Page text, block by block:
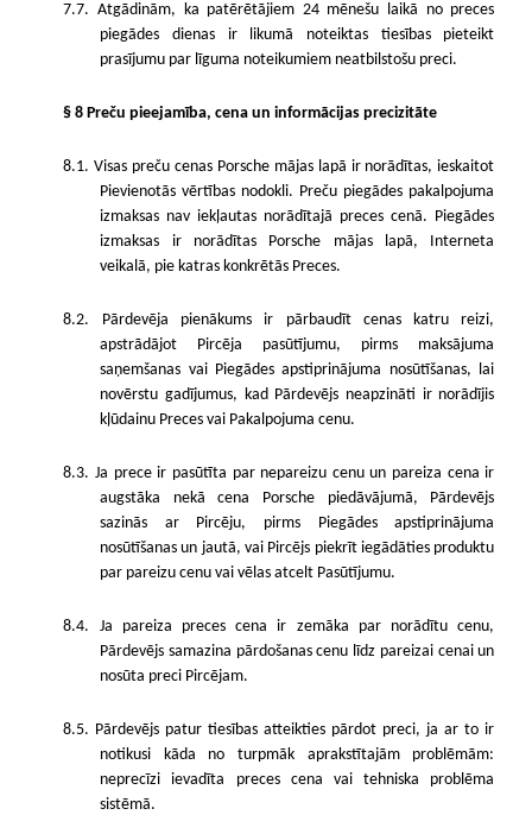
7.7. Atgādinām, ka patērētājiem 24 mēnešu laikā no preces
piegādes dienas ir likumā noteiktas tiesības pieteikt
prasījumu par līguma noteikumiem neatbilstošu preci.
§ 8 Preču pieejamība, cena un informācijas precizitāte
8.1. Visas preču cenas Porsche mājas lapā ir norādītas, ieskaitot
Pievienotās vērtības nodokli. Preču piegādes pakalpojuma
izmaksas nav iekļautas norādītajā preces cenā. Piegādes
izmaksas ir norādītas Porsche mājas lapā, Interneta
veikalā, pie katras konkrētās Preces.
8.2. Pārdevēja pienākums ir pārbaudīt cenas katru reizi,
apstrādājot Pircēja pasūtījumu, pirms maksājuma
saņemšanas vai Piegādes apstiprinājuma nosūtīšanas, lai
novērstu gadījumus, kad Pārdevējs neapzināti ir norādījis
kļūdainu Preces vai Pakalpojuma cenu.
8.3. Ja prece ir pasūtīta par nepareizu cenu un pareiza cena ir
augstāka nekā cena Porsche piedāvājumā, Pārdevējs
sazinās ar Pircēju, pirms Piegādes apstiprinājuma
nosūtīšanas un jautā, vai Pircējs piekrīt iegādāties produktu
par pareizu cenu vai vēlas atcelt Pasūtījumu.
8.4. Ja pareiza preces cena ir zemāka par norādītu cenu,
Pārdevējs samazina pārdošanas cenu līdz pareizai cenai un
nosūta preci Pircējam.
8.5. Pārdevējs patur tiesības atteikties pārdot preci, ja ar to ir
notikusi kāda no turpmāk aprakstītajām problēmām:
neprecīzi ievadīta preces cena vai tehniska problēma
sistēmā.